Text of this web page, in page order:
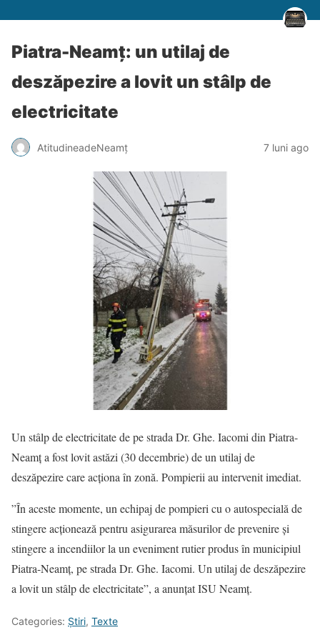
Piatra-Neamț: un utilaj de
deszăpezire a lovit un stâlp de
electricitate
AtitudineadeNeamț 7 luni ago
Un stâlp de electricitate de pe strada Dr. Ghe. Iacomi din Piatra-
Neamț a fost lovit astăzi (30 decembrie) de un utilaj de
deszăpezire care acționa în zonă. Pompierii au intervenit imediat.
”În aceste momente, un echipaj de pompieri cu o autospecială de
stingere acționează pentru asigurarea măsurilor de prevenire și
stingere a incendiilor la un eveniment rutier produs în municipiul
Piatra-Neamț, pe strada Dr. Ghe. Iacomi. Un utilaj de deszăpezire
a lovit un stâlp de electricitate”, a anunțat ISU Neamț.
Categories: Știri, Texte